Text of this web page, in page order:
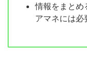
情報をまとめ
アマネには必